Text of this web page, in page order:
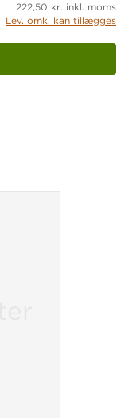
222,50 kr. inkl. moms
Lev. omk. kan tillægges